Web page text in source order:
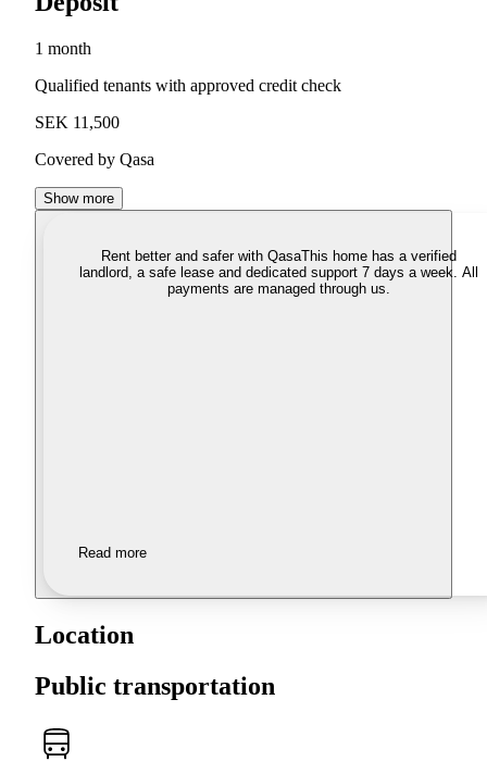
1 month
Qualified tenants with approved credit check
SEK 11,500
Covered by Qasa
Show more
Rent better and safer with QasaThis home has a verified
landlord, a safe lease and dedicated support 7 days a week. All
payments are managed through us.
Read more
Location
Public transportation